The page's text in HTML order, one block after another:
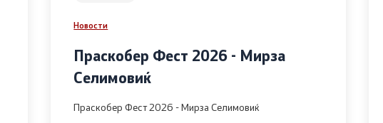
Новости
Праскобер Фест 2026 - Мирза
Селимовиќ
Праскобер Фест 2026 - Мирза Селимовиќ